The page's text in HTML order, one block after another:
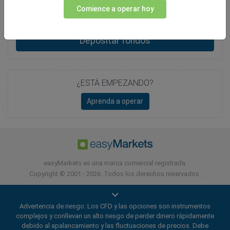
Depositar fondos
¿ESTÁ EMPEZANDO?
Aprenda a operar
easyMarkets es una marca comercial registrada.
Copyright © 2001 - 2026. Todos los derechos reservados.
Comience a operar hoy
Advertencia de riesgo: Los CFD y las opciones son instrumentos
complejos y conllevan un alto riesgo de perder dinero rápidamente
debido al apalancamiento y las fluctuaciones de precios. Debe